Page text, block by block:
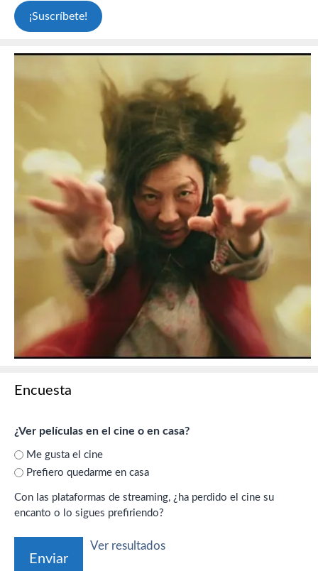
Encuesta
¿Ver películas en el cine o en casa?
Me gusta el cine
Prefiero quedarme en casa
Con las plataformas de streaming, ¿ha perdido el cine su
encanto o lo sigues prefiriendo?
Ver resultados